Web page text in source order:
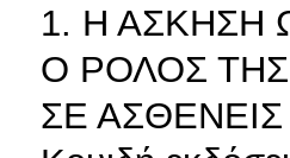
1. Η ΑΣΚΗΣΗ
Ο ΡΟΛΟΣ ΤΗΣ
ΣΕ ΑΣΘΕΝΕΙΣ